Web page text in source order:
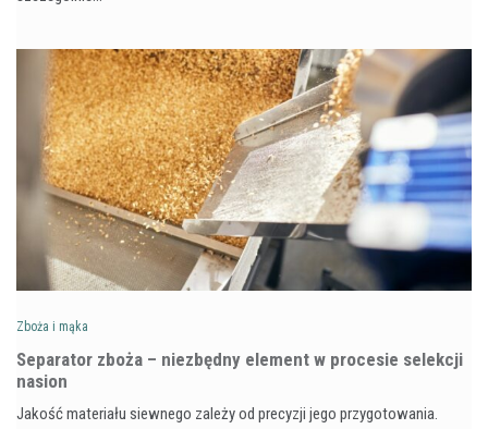
Zboża i mąka
Separator zboża – niezbędny element w procesie selekcji
nasion
Jakość materiału siewnego zależy od precyzji jego przygotowania.